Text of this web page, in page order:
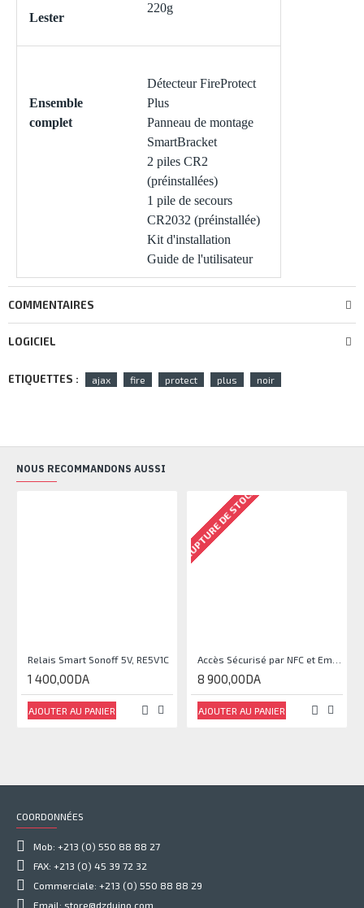
Lester
220g
Ensemble
complet
Détecteur FireProtect
Plus
Panneau de montage
SmartBracket
2 piles CR2
(préinstallées)
1 pile de secours
CR2032 (préinstallée)
Kit d'installation
Guide de l'utilisateur
COMMENTAIRES
LOGICIEL
ETIQUETTES : ajax fire protect plus noir
NOUS RECOMMANDONS AUSSI
Relais Smart Sonoff 5V, RE5V1C
1 400,00DA
AJOUTER AU PANIER
RUPTURE DE STOCK
8 900,00DA
AJOUTER AU PANIER
COORDONNÉES
Mob: +213 (0) 550 88 88 27
FAX: +213 (0) 45 39 72 32
Commerciale: +213 (0) 550 88 88 29
Email: store@dzduino.com